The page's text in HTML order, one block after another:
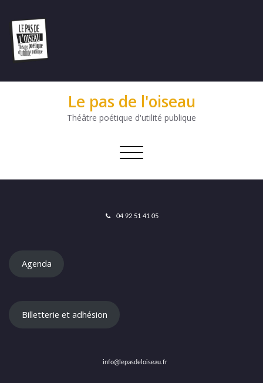
Le pas de l'oiseau
Théâtre poétique d'utilité publique
Afficher/masquer
navigation
04 92 51 41 05
Agenda
Billetterie et adhésion
info@lepasdeloiseau.fr